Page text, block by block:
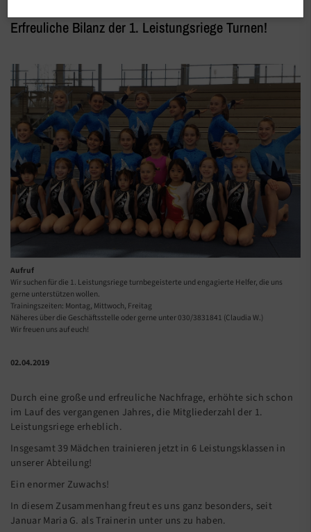
Erfreuliche Bilanz der 1. Leistungsriege Turnen!
Aufruf
Wir suchen für die 1. Leistungsriege turnbegeisterte und engagierte Helfer, die uns
gerne unterstützen wollen.
Trainingszeiten: Montag, Mittwoch, Freitag
Näheres über die Geschäftsstelle oder gerne unter 030/3831841 (Claudia W.)
Wir freuen uns auf euch!
02.04.2019
Durch eine große und erfreuliche Nachfrage, erhöhte sich schon
im Lauf des vergangenen Jahres, die Mitgliederzahl der 1.
Leistungsriege erheblich.
Insgesamt 39 Mädchen trainieren jetzt in 6 Leistungsklassen in
unserer Abteilung!
Ein enormer Zuwachs!
In diesem Zusammenhang freut es uns ganz besonders, seit
Januar Maria G. als Trainerin unter uns zu haben.